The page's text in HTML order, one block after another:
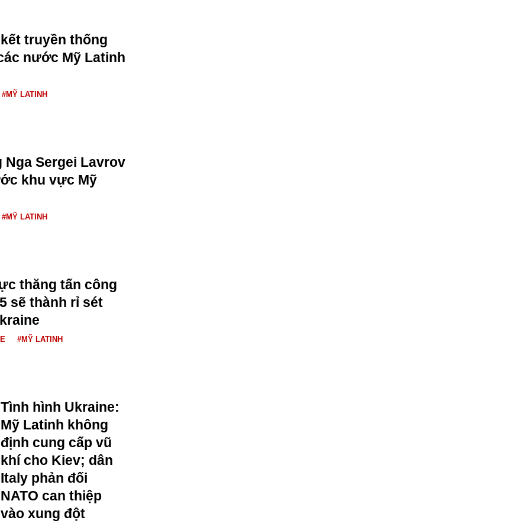
truyền thống
nước Mỹ Latinh
#MỸ LATINH
Sergei Lavrov
khu vực Mỹ
#MỸ LATINH
thăng tấn công
sẽ thành rỉ sét
#MỸ LATINH
Tình hình Ukraine:
Mỹ Latinh không
định cung cấp vũ
khí cho Kiev; dân
Italy phản đối
NATO can thiệp
vào xung đột